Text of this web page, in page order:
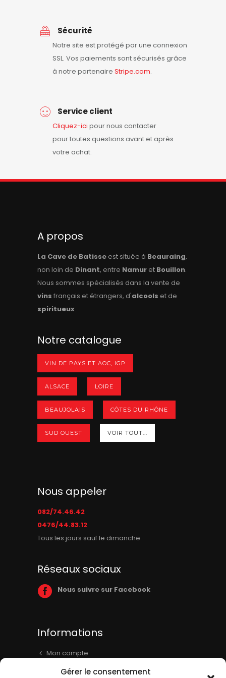
Gérer le consentement
Sécurité
Notre site est protégé par une connexion
SSL. Vos paiements sont sécurisés grâce
à notre partenaire Stripe.com.
Service client
Cliquez-ici pour nous contacter
pour toutes questions avant et après
votre achat.
A propos
La Cave de Batisse est située à Beauraing,
non loin de Dinant, entre Namur et Bouillon.
Nous sommes spécialisés dans la vente de
vins français et étrangers, d'alcools et de
spiritueux.
Notre catalogue
VIN DE PAYS ET AOC, IGP
ALSACE LOIRE
BEAUJOLAIS CÔTES DU RHÔNE
SUD OUEST VOIR TOUT...
Nous appeler
082/74.46.42
0476/44.83.12
Tous les jours sauf le dimanche
Réseaux sociaux
Nous suivre sur Facebook
Informations
Mon compte
Panier